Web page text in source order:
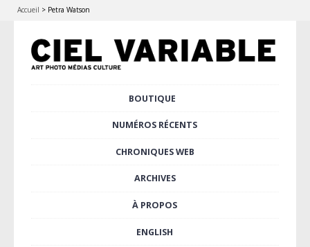
Accueil > Petra Watson
BOUTIQUE
NUMÉROS RÉCENTS
CHRONIQUES WEB
ARCHIVES
À PROPOS
ENGLISH